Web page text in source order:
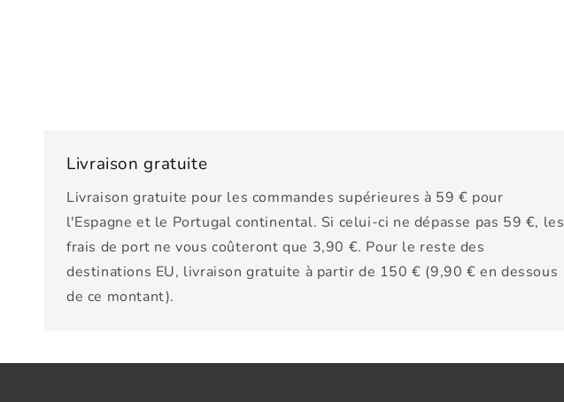
Livraison gratuite
Livraison gratuite pour les commandes supérieures à 59 € pour
l'Espagne et le Portugal continental. Si celui-ci ne dépasse pas 59 €, les
frais de port ne vous coûteront que 3,90 €. Pour le reste des
destinations EU, livraison gratuite à partir de 150 € (9,90 € en dessous
de ce montant).